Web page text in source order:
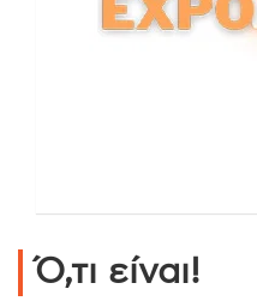
Ό,τι είναι!